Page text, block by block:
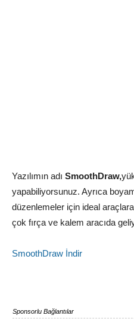
Yazılımın adı SmoothDraw,
yapabiliyorsunuz. Ayrıca
düzenlemeler için ideal
çok fırça ve kalem aracıda
SmoothDraw İndir
Sponsorlu Bağlantılar